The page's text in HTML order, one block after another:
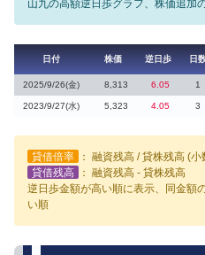
山九の高額逆日歩グラフ、株価追加
日付 株価 逆日歩 日
2025/9/26(金) 8,313 6.05 1
2023/9/27(水) 5,323 4.05 3
貸借倍率
： 融資残高 / 貸株残高 (
貸借残高
： 融資残高 - 貸株残高
逆日歩金額が高い順に表示、同金額
い順